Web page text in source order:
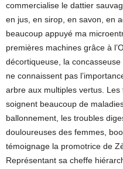
commercialise le dattier
en jus, en sirop, en savon, en
beaucoup appuyé ma
premières machines grâce à
décortiqueuse, la
ne connaissent pas
arbre aux multiples vertus.
soignent beaucoup de
ballonnement, les troubles
douloureuses des femmes,
témoignage la promotrice de
Représentant sa cheffe